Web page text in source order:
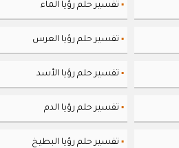
▪ تفسير حلم رؤيا الماء
▪ تفسير حلم رؤيا العرس
▪ تفسير حلم رؤيا الأسد
▪ تفسير حلم رؤيا الدم
▪ تفسير حلم رؤيا البطيخ